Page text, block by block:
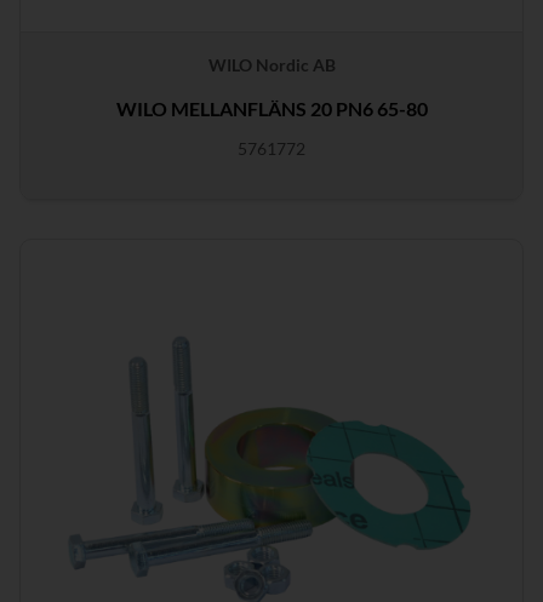
WILO Nordic AB
WILO MELLANFLÄNS 20 PN6 65-80
5761772